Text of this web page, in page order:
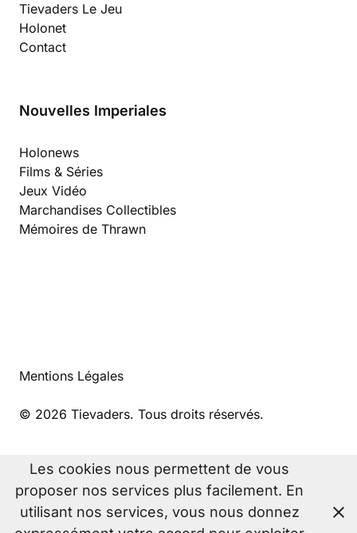
Tievaders Le Jeu
Holonet
Contact
Nouvelles Imperiales
Holonews
Films & Séries
Jeux Vidéo
Marchandises Collectibles
Mémoires de Thrawn
© 2026 Tievaders. Tous droits réservés.
Mentions Légales
Les cookies nous permettent de vous
proposer nos services plus facilement. En
utilisant nos services, vous nous donnez